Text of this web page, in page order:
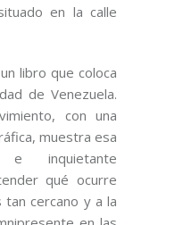
en la calle
libro que coloca
de Venezuela.
con una
muestra esa
e inquietante
qué ocurre
cercano y a la